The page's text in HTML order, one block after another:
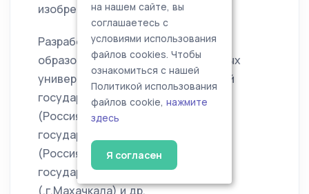
изобретений РФ 17.09.2014.
Разработала и читает новые
образовательные курсы в различных
университетах России ( Тюменский
государственный университет
(Россия.г.Тюмень); Сургутский
государственный университет
(Россия.г.Сургут); Дагестанский
государственный университет
(.г.Махачкала) и др.
на нашем сайте, вы
соглашаетесь с
условиями использования
файлов cookies. Чтобы
ознакомиться с нашей
Политикой использования
файлов cookie, нажмите
здесь
Я согласен